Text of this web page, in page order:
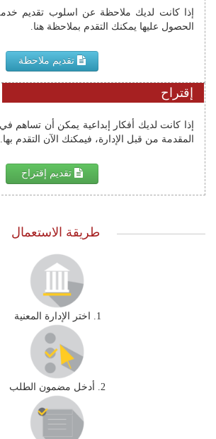
الحصول عليها يمكنك التقدم بملاحظة هنا.
تقديم ملاحظة
إقتراح
المقدمة من قبل الإدارة، فيمكنك الآن التقدم بها.
تقديم إقتراح
طريقة الاستعمال
1. اختر الإدارة المعنية
2. أدخل مضمون الطلب